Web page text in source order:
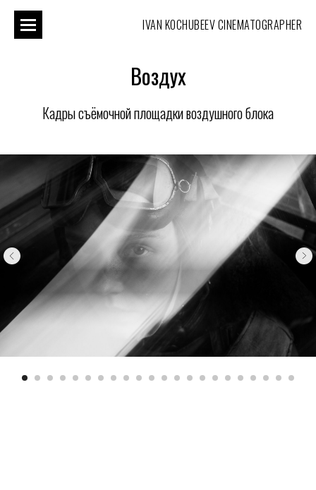
IVAN KOCHUBEEV CINEMATOGRAPHER
Воздух
Кадры съёмочной площадки воздушного блока